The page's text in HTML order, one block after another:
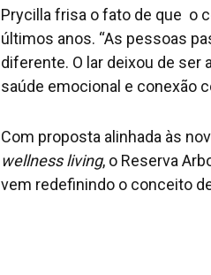
Prycilla frisa o fato de que o
últimos anos. “As pessoas
diferente. O lar deixou de ser
saúde emocional e conexão
Com proposta alinhada às
wellness living, o Reserva
vem redefinindo o conceito